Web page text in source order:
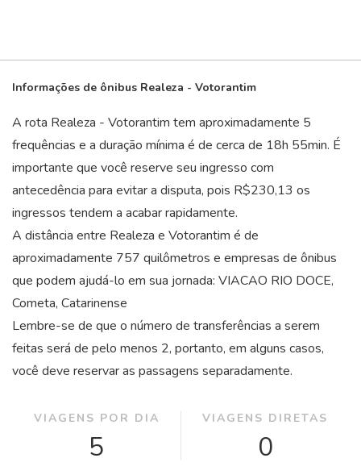
Informações de ônibus Realeza - Votorantim
A rota Realeza - Votorantim tem aproximadamente 5
frequências e a duração mínima é de cerca de 18h 55min. É
importante que você reserve seu ingresso com
antecedência para evitar a disputa, pois R$230,13 os
ingressos tendem a acabar rapidamente.
A distância entre Realeza e Votorantim é de
aproximadamente 757 quilômetros e empresas de ônibus
que podem ajudá-lo em sua jornada: VIACAO RIO DOCE,
Cometa, Catarinense
Lembre-se de que o número de transferências a serem
feitas será de pelo menos 2, portanto, em alguns casos,
você deve reservar as passagens separadamente.
VIAGENS POR DIA
5
VIAGENS DIRETAS
0